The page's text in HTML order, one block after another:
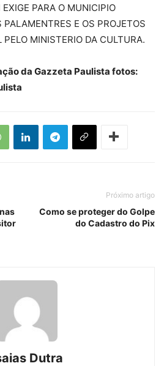
PARA O MUNICIPIO
PALAMENTRES E OS PROJETOS
PELO MINISTERIO DA CULTURA.
da Gazzeta Paulista fotos:
Próximo artigo
Como se proteger do Golpe
do Cadastro do Pix
Dutra